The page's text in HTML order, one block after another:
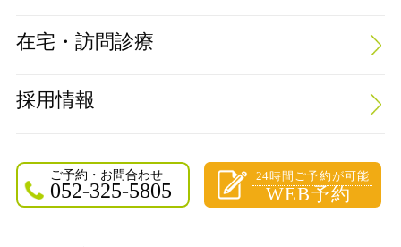
在宅・訪問診療
採用情報
ご予約・お問合わせ
052-325-5805
24時間ご予約が可能
WEB予約